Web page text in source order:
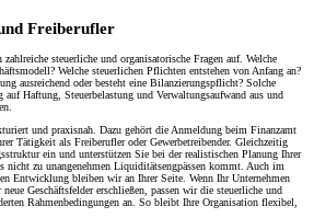
Freiberufler
zahlreiche steuerliche und organisatorische Fragen auf. Welche
Welche steuerlichen Pflichten entstehen von Anfang an?
ausreichend oder besteht eine Bilanzierungspflicht? Solche
Haftung, Steuerbelastung und Verwaltungsaufwand aus und
und praxisnah. Dazu gehört die Anmeldung beim Finanzamt
Tätigkeit als Freiberufler oder Gewerbetreibender. Gleichzeitig
ein und unterstützen Sie bei der realistischen Planung Ihrer
nicht zu unangenehmen Liquiditätsengpässen kommt. Auch im
Entwicklung bleiben wir an Ihrer Seite. Wenn Ihr Unternehmen
Geschäftsfelder erschließen, passen wir die steuerliche und
Rahmenbedingungen an. So bleibt Ihre Organisation flexibel,